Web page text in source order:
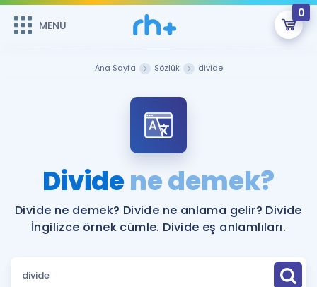
MENÜ
0
ÜYE DEĞİLİM
Sepetin Şu An Boş.
Remzi Hoca ile seni sınava hazırlayacak onlarca eğitim seni
bekliyor!
MENÜ
Faydalı Araçlar
Ana Sayfa Sözlük divide
Dividene demek?
Divide ne demek? Divide ne anlama gelir? Divide
İngilizce örnek cümle. Divide eş anlamlıları.